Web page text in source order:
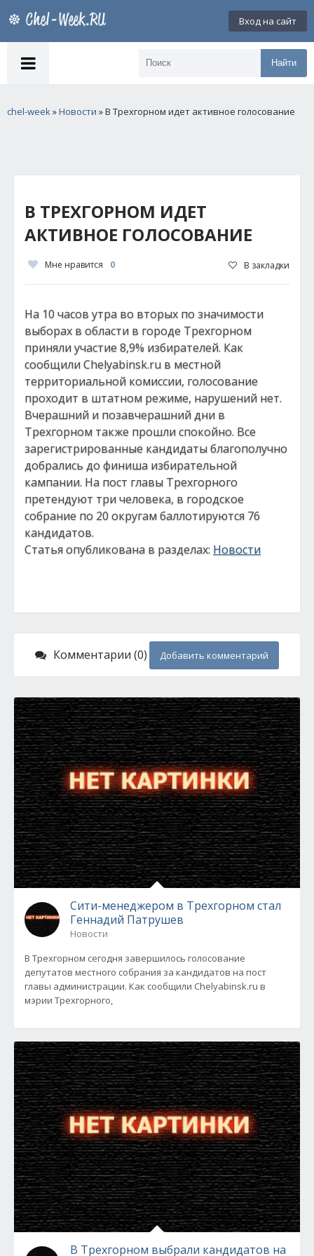
Вход на сайт
Найти
chel-week»Новости » В Трехгорном идет активное голосование
В ТРЕХГОРНОМ ИДЕТ
АКТИВНОЕ ГОЛОСОВАНИЕ
Мне нравится 0 В закладки
На 10 часов утра во вторых по значимости
выборах в области в городе Трехгорном
приняли участие 8,9% избирателей. Как
сообщили Сhelyabinsk.ru в местной
территориальной комиссии, голосование
проходит в штатном режиме, нарушений нет.
Вчерашний и позавчерашний дни в
Трехгорном также прошли спокойно. Все
зарегистрированные кандидаты благополучно
добрались до финиша избирательной
кампании. На пост главы Трехгорного
претендуют три человека, в городское
собрание по 20 округам баллотируются 76
кандидатов.
Статья опубликована в разделах: Новости
Комментарии (0) Добавить комментарий
Сити-менеджером в Трехгорном стал
Геннадий Патрушев
Новости
В Трехгорном сегодня завершилось голосование
депутатов местного собрания за кандидатов на пост
главы администрации. Как сообщили Chelyabinsk.ru в
мэрии Трехгорного,
В Трехгорном выбрали кандидатов на